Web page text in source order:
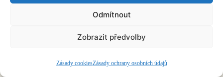
Odmítnout
Zobrazit předvolby
Zásady cookiesZásady ochrany osobních údajů